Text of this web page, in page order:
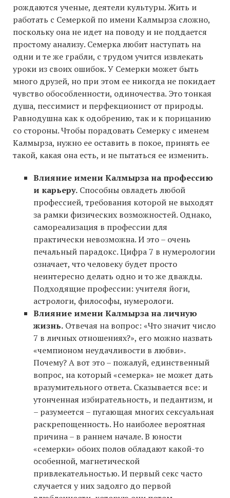
рождаются ученые, деятели культуры. Жить и
работать с Семеркой по имени Калмырза сложно,
поскольку она не идет на поводу и не поддается
простому анализу. Семерка любит наступать на
одни и те же грабли, с трудом учится извлекать
уроки из своих ошибок. У Семерки может быть
много друзей, но при этом ее никогда не покидает
чувство обособленности, одиночества. Это тонкая
душа, пессимист и перфекционист от природы.
Равнодушна как к одобрению, так и к порицанию
со стороны. Чтобы порадовать Семерку с именем
Калмырза, нужно ее оставить в покое, принять ее
такой, какая она есть, и не пытаться ее изменить.
Влияние имени Калмырза на профессию
и карьеру. Способны овладеть любой
профессией, требования которой не выходят
за рамки физических возможностей. Однако,
самореализация в профессии для
практически невозможна. И это – очень
печальный парадокс. Цифра 7 в нумерологии
означает, что человеку будет просто
неинтересно делать одно и то же дважды.
Подходящие профессии: учителя йоги,
астрологи, философы, нумерологи.
Влияние имени Калмырза на личную
жизнь. Отвечая на вопрос: «Что значит число
7 в личных отношениях?», его можно назвать
«чемпионом неудачливости в любви».
Почему? А вот это – пожалуй, единственный
вопрос, на который «семерка» не может дать
вразумительного ответа. Сказывается все: и
утонченная избирательность, и педантизм, и
– разумеется – пугающая многих сексуальная
раскрепощенность. Но наиболее вероятная
причина – в раннем начале. В юности
«семерки» обоих полов обладают какой-то
особенной, магнетической
привлекательностью. И первый секс часто
случается у них задолго до первой